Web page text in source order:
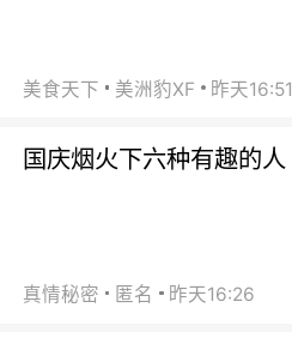
美食天下 美洲豹XF 昨天16:51
国庆烟火下六种有趣的人
真情秘密 匿名 昨天16:26